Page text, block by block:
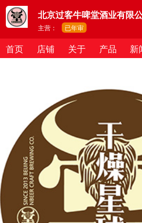
北京过客牛啤堂酒业有限
主营： 已年审
首页 店铺 关于 产品 新